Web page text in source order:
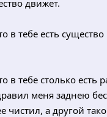
движет.
тебе есть существо
тебе столько есть
меня заднею
чистил, а другой